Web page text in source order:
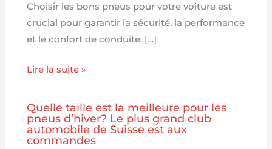
Choisir les bons pneus pour votre voiture est
crucial pour garantir la sécurité, la performance
et le confort de conduite. […]
Lire la suite »
Quelle taille est la meilleure pour les
pneus d’hiver? Le plus grand club
automobile de Suisse est aux
commandes